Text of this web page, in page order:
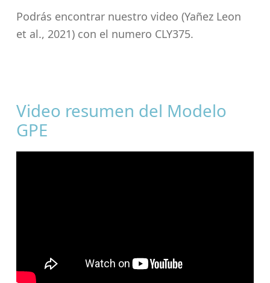
Podrás encontrar nuestro video (Yañez Leon
et al., 2021) con el numero CLY375.
Video resumen del Modelo
GPE